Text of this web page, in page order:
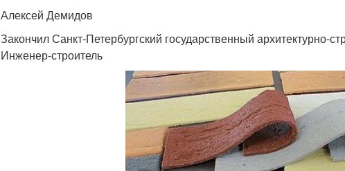
Алексей Демидов
Закончил Санкт-Петербургский государственный архитектурно-
Инженер-строитель